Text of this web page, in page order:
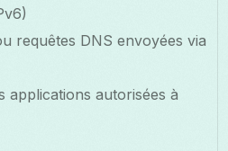
requêtes DNS envoyées via
applications autorisées à